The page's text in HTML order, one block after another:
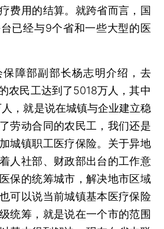
费用的结算。就跨省而言，国
已经与9个省和一些大型的医
障部副部长杨志明介绍，去
农民工达到了5018万人，其中
，就是说在城镇与企业建立稳
劳动合同的农民工，我们还是
城镇职工医疗保险。关于异地
人社部、财政部出台的工作意
保的统筹城市，解决地市区域
可以说当前城镇基本医疗保险
统筹，就是说在一个市的范围